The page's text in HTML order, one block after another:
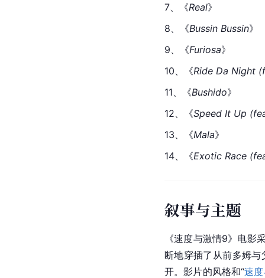
7、《Real》
8、《Bussin Bussin》
9、《Furiosa》
10、《Ride Da Night
11、《Bushido》
12、《Speed It Up
13、《Mala》
14、《Exotic Race
叙事与主题
《速度与激情9》电影
断地穿插了从前多姆与
开。影片的风格和“速